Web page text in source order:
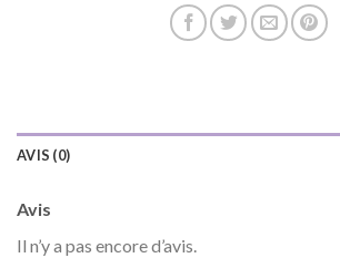
AVIS (0)
Avis
Il n’y a pas encore d’avis.